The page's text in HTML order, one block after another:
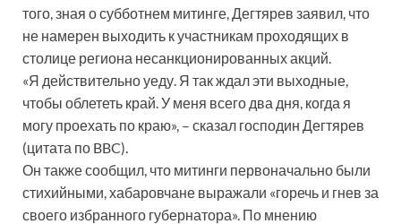
того, зная о субботнем митинге, Дегтярев заявил, что
не намерен выходить к участникам проходящих в
столице региона несанкционированных акций.
«Я действительно уеду. Я так ждал эти выходные,
чтобы облететь край. У меня всего два дня, когда я
могу проехать по краю», – сказал господин Дегтярев
(цитата по BBC).
Он также сообщил, что митинги первоначально были
стихийными, хабаровчане выражали «горечь и гнев за
своего избранного губернатора». По мнению